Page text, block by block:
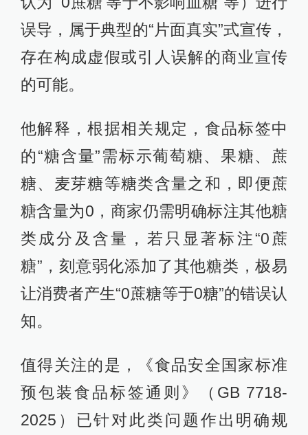
误导，属于典型的“片面真实”式宣传，
存在构成虚假或引人误解的商业宣传
的可能。
他解释，根据相关规定，食品标签中
的“糖含量”需标示葡萄糖、果糖、蔗
糖、麦芽糖等糖类含量之和，即便蔗
糖含量为0，商家仍需明确标注其他糖
类成分及含量，若只显著标注“0蔗
糖”，刻意弱化添加了其他糖类，极易
让消费者产生“0蔗糖等于0糖”的错误认
知。
值得关注的是，《食品安全国家标准
预包装食品标签通则》（GB 7718-
2025）已针对此类问题作出明确规